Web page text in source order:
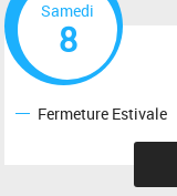
Samedi
8
Fermeture Estivale